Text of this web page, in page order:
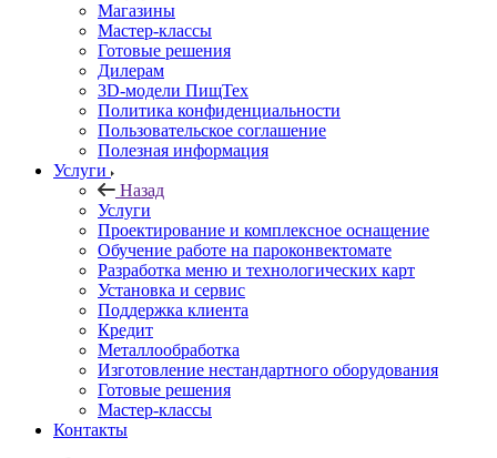
Магазины
Мастер-классы
Готовые решения
Дилерам
3D-модели ПищТех
Политика конфиденциальности
Пользовательское соглашение
Полезная информация
Услуги
Назад
Услуги
Проектирование и комплексное оснащение
Обучение работе на пароконвектомате
Разработка меню и технологических карт
Установка и сервис
Поддержка клиента
Кредит
Металлообработка
Изготовление нестандартного оборудования
Готовые решения
Мастер-классы
Контакты